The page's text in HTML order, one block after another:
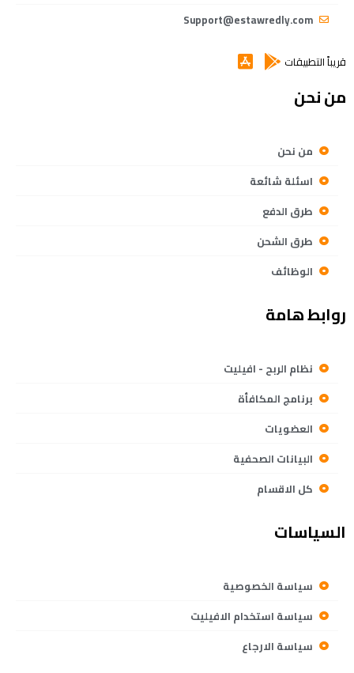
Support@estawredly.com
قريباً التطبيقات
من نحن
من نحن
اسئلة شائعة
طرق الدفع
طرق الشحن
الوظائف
روابط هامة
نظام الربح - افيليت
برنامج المكافأة
العضويات
البيانات الصحفية
كل الاقسام
السياسات
سياسة الخصوصية
سياسة استخدام الافيليت
سياسة الارجاع